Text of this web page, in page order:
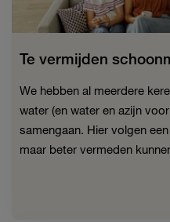
Te vermijden
We hebben al meerdere
water (en water en azijn
samengaan. Hier volgen
maar beter vermeden